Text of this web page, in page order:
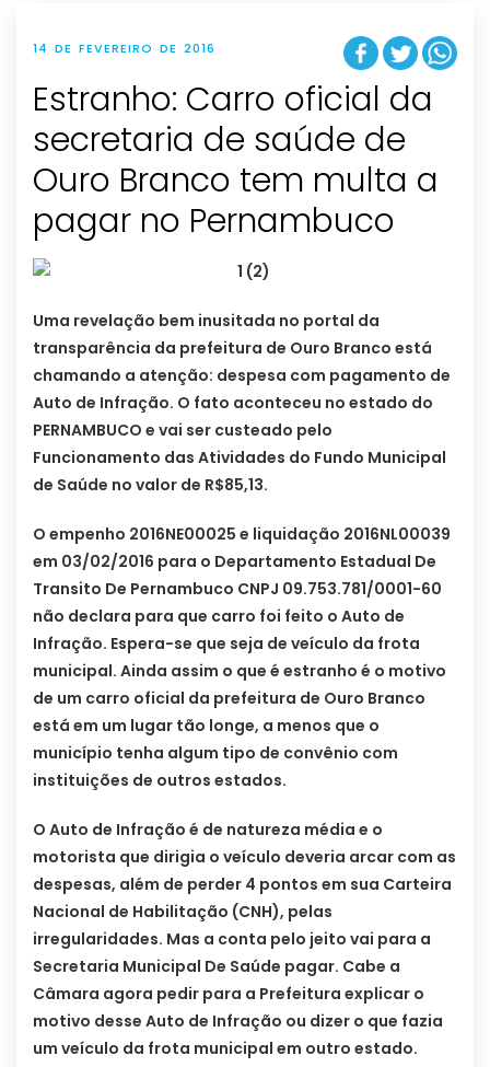
14 DE FEVEREIRO DE 2016
Estranho: Carro oficial da
secretaria de saúde de
Ouro Branco tem multa a
pagar no Pernambuco
Uma revelação bem inusitada no portal da
transparência da prefeitura de Ouro Branco está
chamando a atenção: despesa com pagamento de
Auto de Infração. O fato aconteceu no estado do
PERNAMBUCO e vai ser custeado pelo
Funcionamento das Atividades do Fundo Municipal
de Saúde no valor de R$85,13.
O empenho 2016NE00025 e liquidação 2016NL00039
em 03/02/2016 para o Departamento Estadual De
Transito De Pernambuco CNPJ 09.753.781/0001-60
não declara para que carro foi feito o Auto de
Infração. Espera-se que seja de veículo da frota
municipal. Ainda assim o que é estranho é o motivo
de um carro oficial da prefeitura de Ouro Branco
está em um lugar tão longe, a menos que o
município tenha algum tipo de convênio com
instituições de outros estados.
O Auto de Infração é de natureza média e o
motorista que dirigia o veículo deveria arcar com as
despesas, além de perder 4 pontos em sua Carteira
Nacional de Habilitação (CNH), pelas
irregularidades. Mas a conta pelo jeito vai para a
Secretaria Municipal De Saúde pagar. Cabe a
Câmara agora pedir para a Prefeitura explicar o
motivo desse Auto de Infração ou dizer o que fazia
um veículo da frota municipal em outro estado.